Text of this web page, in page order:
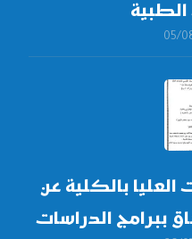
الطبية
05/
العليا بالكلية عن
ببرامج الدراسات